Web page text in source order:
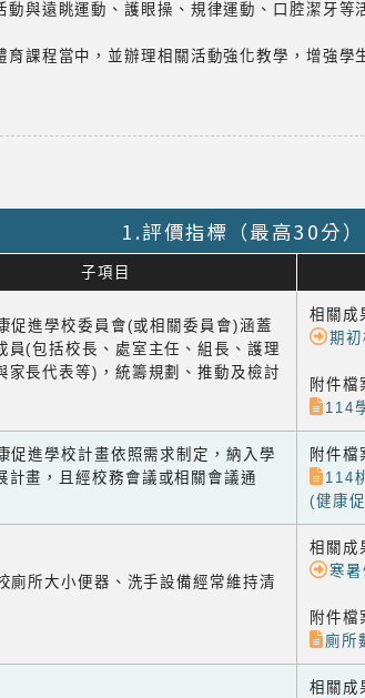
與遠眺運動、護眼操、規律運動、口腔潔牙等
課程當中，並辦理相關活動強化教學，增強學
1.評價指標（最高30分）
子項目
促進學校委員會(或相關委員會)涵蓋
員(包括校長、處室主任、組長、護理
家長代表等)，統籌規劃、推動及檢討
相關成
期
附件檔
114
促進學校計畫依照需求制定，納入學
計畫，且經校務會議或相關會議通
附件檔
114
(健康
廁所大小便器、洗手設備經常維持清
相關成
寒
附件檔
廁所
相關成